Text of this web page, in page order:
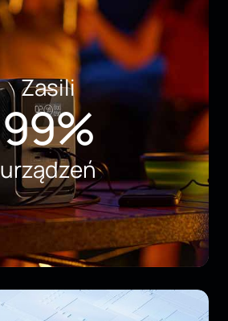
Zasili
99%
urządzeń